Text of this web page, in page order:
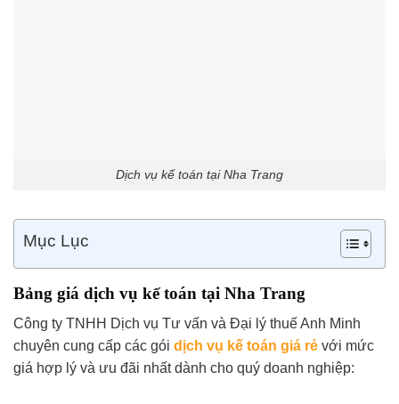
Dịch vụ kế toán tại Nha Trang
Mục Lục
Bảng giá dịch vụ kế toán tại Nha Trang
Công ty TNHH Dịch vụ Tư vấn và Đại lý thuế Anh Minh
chuyên cung cấp các gói dịch vụ kế toán giá rẻ với mức
giá hợp lý và ưu đãi nhất dành cho quý doanh nghiệp: